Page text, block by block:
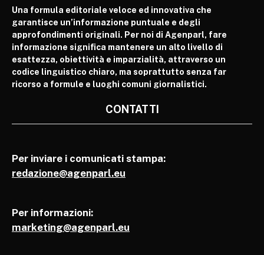
Una formula editoriale veloce ed innovativa che
garantisce un’informazione puntuale e degli
approfondimenti originali. Per noi di Agenparl, fare
informazione significa mantenere un alto livello di
esattezza, obiettività e imparzialità, attraverso un
codice linguistico chiaro, ma soprattutto senza far
ricorso a formule e luoghi comuni giornalistici.
CONTATTI
Per inviare i comunicati stampa:
redazione@agenparl.eu
Per informazioni:
marketing@agenparl.eu